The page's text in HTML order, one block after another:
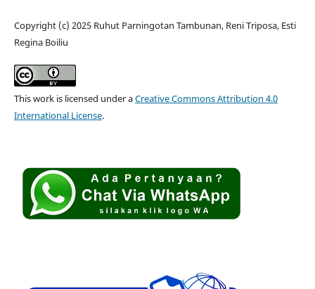
Copyright (c) 2025 Ruhut Parningotan Tambunan, Reni Triposa, Esti
Regina Boiliu
This work is licensed under aCreative Commons Attribution 4.0
International License.